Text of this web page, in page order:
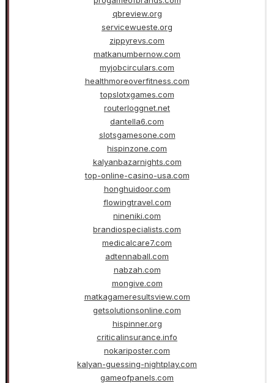
qbreview.org
servicewueste.org
zippyrevs.com
matkanumbernow.com
myjobcirculars.com
healthmoreoverfitness.com
topslotxgames.com
routerloggnet.net
dantella6.com
slotsgamesone.com
hispinzone.com
kalyanbazarnights.com
top-online-casino-usa.com
honghuidoor.com
flowingtravel.com
nineniki.com
brandiospecialists.com
medicalcare7.com
adtennaball.com
nabzah.com
mongive.com
matkagameresultsview.com
getsolutionsonline.com
hispinner.org
criticalinsurance.info
nokariposter.com
kalyan-guessing-nightplay.com
gameofpanels.com